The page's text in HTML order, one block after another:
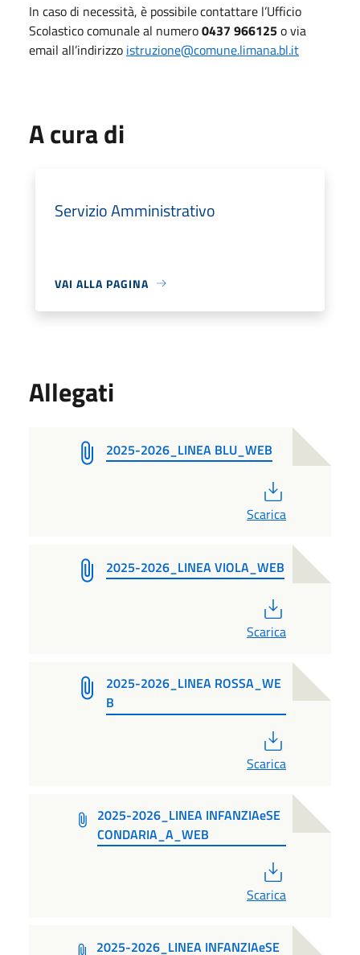
In caso di necessità, è possibile contattare l’Ufficio
Scolastico comunale al numero0437 966125o via
email all’indirizzo istruzione@comune.limana.bl.it
A cura di
Servizio Amministrativo
VAI ALLA PAGINA
Allegati
2025-2026_LINEA BLU_WEB
Scarica
2025-2026_LINEA VIOLA_WEB
Scarica
2025-2026_LINEA ROSSA_WE
B
Scarica
2025-2026_LINEA INFANZIAeSE
CONDARIA_A_WEB
Scarica
2025-2026_LINEA INFANZIAeSE